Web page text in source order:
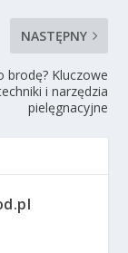
NASTĘPNY
brodę? Kluczowe
i narzędzia
pielęgnacyjne